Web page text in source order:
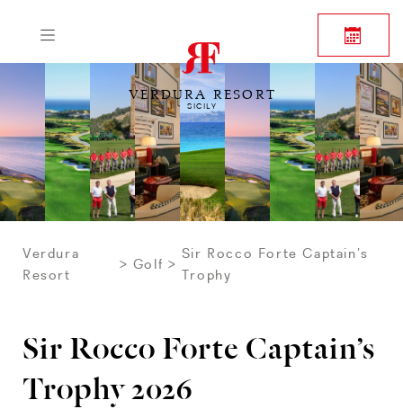
VERDURA RESORT
SICILY
Verdura
Resort
Golf
Sir Rocco Forte Captain’s
Trophy
Sir Rocco Forte Captain’s
Trophy 2026